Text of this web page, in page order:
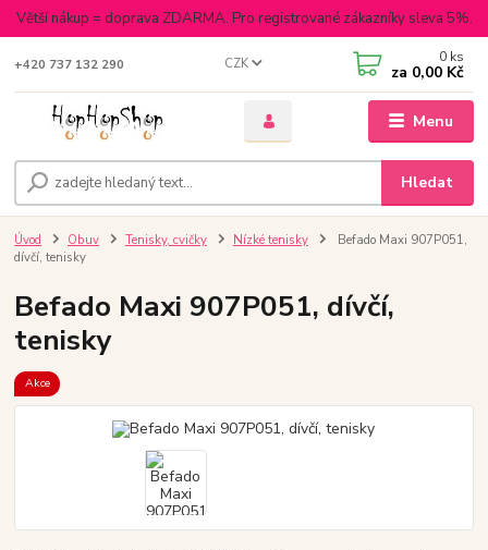
Větší nákup = doprava ZDARMA. Pro registrované zákazníky sleva 5%.
Menu
CZK
Hledat
+420 737 132 290 0 ks
za 0,00 Kč
Úvod Obuv Tenisky, cvičky Nízké tenisky
Befado Maxi 907P051,
dívčí, tenisky
Befado Maxi 907P051, dívčí,
tenisky
Akce